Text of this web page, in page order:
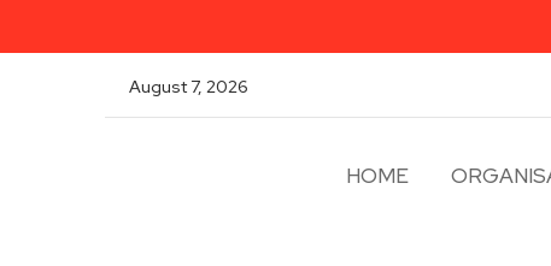
August 7, 2026
HOME